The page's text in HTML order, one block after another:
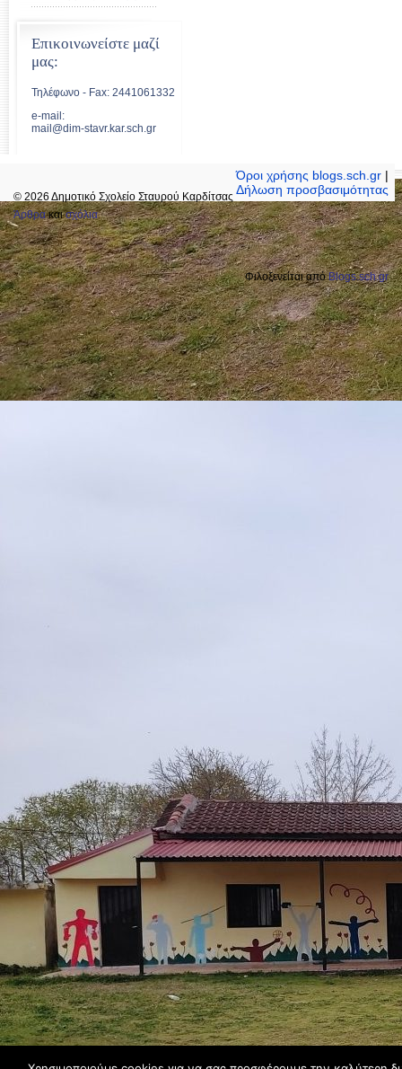
Επικοινωνείστε μαζί
μας:
Τηλέφωνο - Fax: 2441061332
e-mail:
mail@dim-stavr.kar.sch.gr
© 2026 Δημοτικό Σχολείο Σταυρού Καρδίτσας
Άρθρα καισχόλια
Φιλοξενείται απόBlogs.sch.gr
Όροι χρήσης blogs.sch.gr|
Δήλωση προσβασιμότητας